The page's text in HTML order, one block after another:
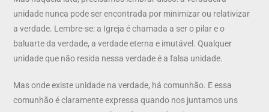
unidade nunca pode ser encontrada por minimizar ou relativizar
a verdade. Lembre-se: a Igreja é chamada a ser o pilar e o
baluarte da verdade, a verdade eterna e imutável. Qualquer
unidade que não resida nessa verdade é a falsa unidade.
Mas onde existe unidade na verdade, há comunhão. E essa
comunhão é claramente expressa quando nos juntamos uns